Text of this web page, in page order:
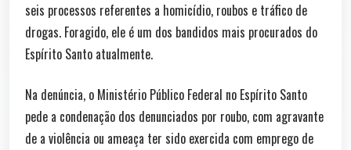
seis processos referentes a homicídio, roubos e tráfico de
drogas. Foragido, ele é um dos bandidos mais procurados do
Espírito Santo atualmente.
Na denúncia, o Ministério Público Federal no Espírito Santo
pede a condenação dos denunciados por roubo, com agravante
de a violência ou ameaça ter sido exercida com emprego de